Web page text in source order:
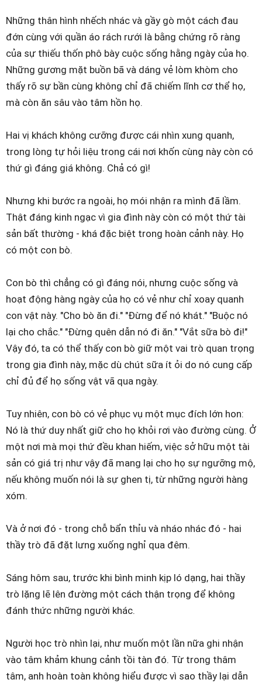
Những thân hình nhếch nhác và gầy gò một cách đau
đớn cùng với quần áo rách rưới là bằng chứng rõ ràng
của sự thiếu thốn phô bày cuộc sống hằng ngày của họ.
Những gương mặt buồn bã và dáng vẻ lòm khòm cho
thấy rõ sự bần cùng không chỉ đã chiếm lĩnh cơ thể họ,
mà còn ăn sâu vào tâm hồn họ.
Hai vị khách không cưỡng được cái nhìn xung quanh,
trong lòng tự hỏi liệu trong cái nơi khốn cùng này còn có
thứ gì đáng giá không. Chả có gì!
Nhưng khi bước ra ngoài, họ mói nhận ra mình đã lầm.
Thật đáng kinh ngạc vì gia đình này còn có một thứ tài
sản bất thường - khá đặc biệt trong hoàn cảnh này. Họ
có một con bò.
Con bò thì chẳng có gì đáng nói, nhưng cuộc sống và
hoạt động hàng ngày của họ có vẻ như chỉ xoay quanh
con vật này. "Cho bò ăn đi." "Đừng để nó khát." "Buộc nó
lại cho chắc." "Đừng quên dẫn nó đi ăn." "Vắt sữa bò đi!"
Vậy đó, ta có thể thấy con bò giữ một vai trò quan trọng
trong gia đình này, mặc dù chút sữa ít ỏi do nó cung cấp
chỉ đủ để họ sống vật vã qua ngày.
Tuy nhiên, con bò có vẻ phục vụ một mục đích lớn hon:
Nó là thứ duy nhất giữ cho họ khỏi rơi vào đường cùng. Ở
một nơi mà mọi thứ đều khan hiếm, việc sở hữu một tài
sản có giá trị như vậy đã mang lại cho họ sự ngưỡng mộ,
nếu không muốn nói là sự ghen tị, từ những người hàng
xóm.
Và ở nơi đó - trong chỗ bẩn thỉu và nháo nhác đó - hai
thầy trò đã đặt lưng xuống nghỉ qua đêm.
Sáng hôm sau, trước khi bình minh kịp ló dạng, hai thầy
trò lặng lẽ lên đường một cách thận trọng để không
đánh thức những người khác.
Người học trò nhìn lại, như muốn một lần nữa ghi nhận
vào tâm khảm khung cảnh tồi tàn đó. Từ trong thâm
tâm, anh hoàn toàn không hiểu được vì sao thầy lại dẫn